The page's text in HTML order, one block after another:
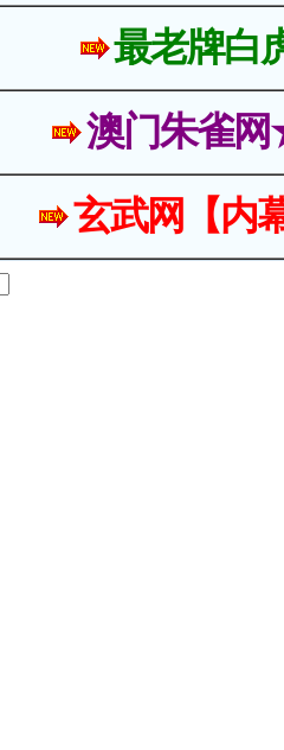
最老牌白
澳门朱雀
玄武网【内